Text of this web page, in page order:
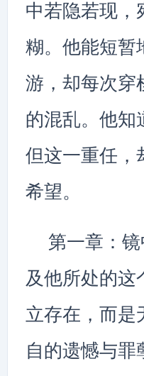
中若隐若现，
糊。他能短暂
游，却每次穿
的混乱。他知
但这一重任，
希望。
第一章：
及他所处的这
立存在，而是
自的遗憾与罪